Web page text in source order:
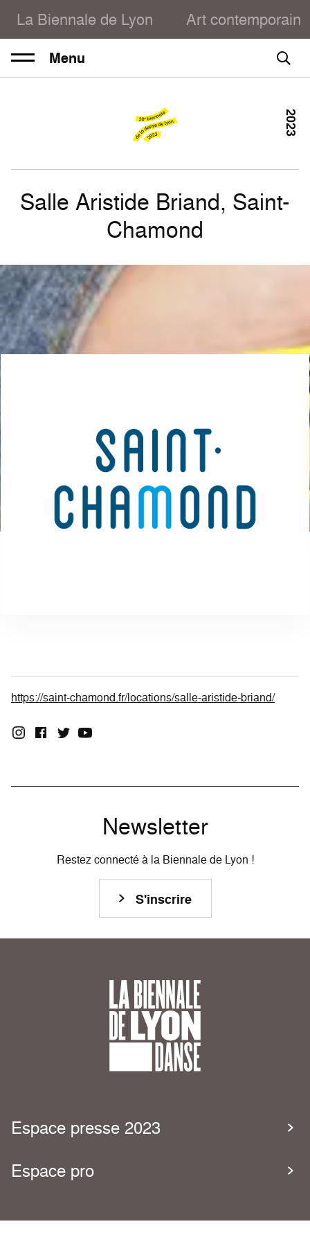
La Biennale de Lyon Art contemporain
Menu
Salle Aristide Briand, Saint-
Chamond
2023
https://saint-chamond.fr/locations/salle-aristide-briand/
Newsletter
Restez connecté à la Biennale de Lyon !
S'inscrire
Espace presse 2023
Espace pro